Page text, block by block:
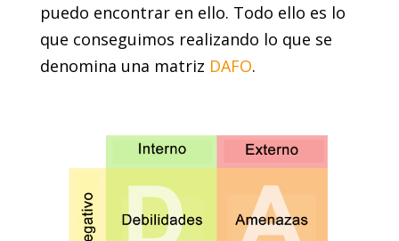
puedo encontrar en ello. Todo ello es lo
que conseguimos realizando lo que se
denomina una matriz DAFO.